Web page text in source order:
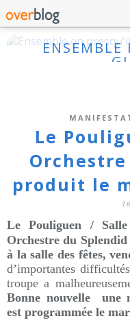
ENSEMBLE
Le
produit le
Le Pouliguen /
Orchestre du
à la salle des fêtes,
d’importantes
troupe a
Bonne nouvelle une
est programmée le